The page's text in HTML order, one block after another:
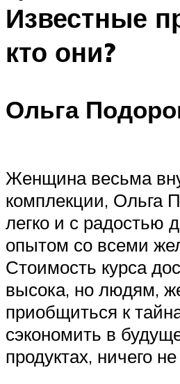
Известные
кто они?
Ольга
Женщина весьма
комплекции, Ольга
легко и с радостью
опытом со всеми
Стоимость курса
высока, но людям,
приобщиться к
сэкономить в
продуктах, ничего